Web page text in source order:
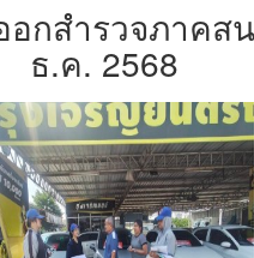
อกสำรวจภาคส
ธ.ค. 2568